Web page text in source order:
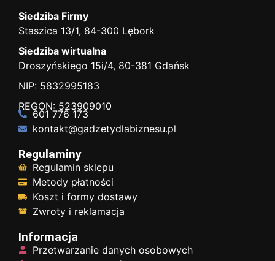
Siedziba Firmy
Staszica 13/1, 84-300 Lębork
Siedziba wirtualna
Droszyńskiego 15i/4, 80-381 Gdańsk
NIP: 5832995183
REGON: 523909010
601 776 173
kontakt@gadzetydlabiznesu.pl
Regulaminy
Regulamin sklepu
Metody płatności
Koszt i formy dostawy
Zwroty i reklamacja
Informacja
Przetwarzanie danych osobowych